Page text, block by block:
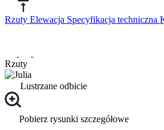
Rzuty Elewacja Specyfikacja techniczna
Rzuty
Lustrzane odbicie
Pobierz rysunki szczegółowe